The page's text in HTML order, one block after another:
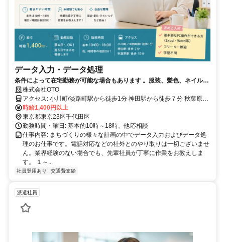
データ入力・データ処理
条件によって在宅勤務が可能な場合もあります 。服装、髪色、ネイル、
ヒゲなど自由な職場
株式会社OTO
アクセス: 小川町/淡路町駅から徒歩1分 神田駅から徒歩７分 秋葉原駅
から徒歩10分
時給1,400円以上
東京都東京23区千代田区
勤務時間・曜日: 基本的10時～18時、他応相談
仕事内容: まちづくりの様々な計画の中でデータ入力およびデータ処
理のお仕事です。電話対応などの社外とのやり取りは一切ございませ
ん。業界経験のない場合でも、先輩社員が丁寧に作業をお教えしま
す。 １～...
社員登用あり 交通費支給
派遣社員